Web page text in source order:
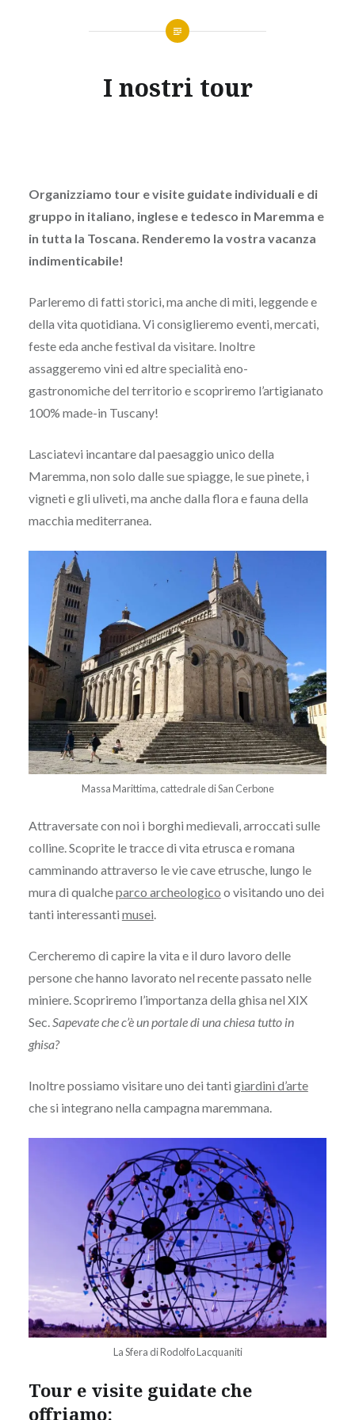
I nostri tour
Organizziamo tour e visite guidate individuali e di
gruppo in italiano, inglese e tedesco in Maremma e
in tutta la Toscana. Renderemo la vostra vacanza
indimenticabile!
Parleremo di fatti storici, ma anche di miti, leggende e
della vita quotidiana. Vi consiglieremo eventi, mercati,
feste eda anche festival da visitare. Inoltre
assaggeremo vini ed altre specialità eno-
gastronomiche del territorio e scopriremo l’artigianato
100% made-in Tuscany!
Lasciatevi incantare dal paesaggio unico della
Maremma, non solo dalle sue spiagge, le sue pinete, i
vigneti e gli uliveti, ma anche dalla flora e fauna della
macchia mediterranea.
Massa Marittima, cattedrale di San Cerbone
Attraversate con noi i borghi medievali, arroccati sulle
colline. Scoprite le tracce di vita etrusca e romana
camminando attraverso le vie cave etrusche, lungo le
mura di qualcheparco archeologico o visitando uno dei
tanti interessanti musei.
Cercheremo di capirela vita e il duro lavoro delle
persone che hanno lavorato nel recente passato nelle
miniere.Scopriremo l’importanza della ghisa nel XIX
Sec.Sapevate che c’è un portale di una chiesa tutto in
ghisa?
Inoltre possiamo visitare uno dei tanti giardini d’arte
chesi integrano nella campagna maremmana.
La Sfera di Rodolfo Lacquaniti
Tour e visite guidate che
offriamo: